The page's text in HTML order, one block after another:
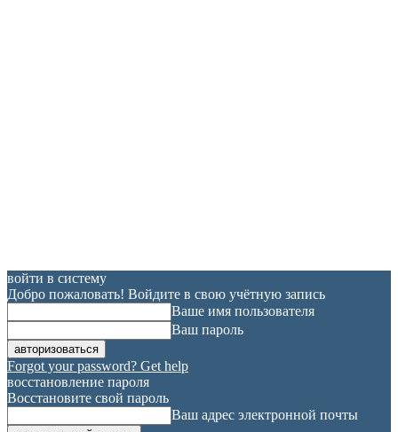
войти в систему
Добро пожаловать! Войдите в свою учётную запись
Ваше имя пользователя
Ваш пароль
Forgot your password? Get help
восстановление пароля
Восстановите свой пароль
Ваш адрес электронной почты